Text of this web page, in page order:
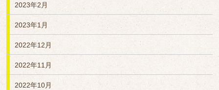
2023年2月
2023年1月
2022年12月
2022年11月
2022年10月